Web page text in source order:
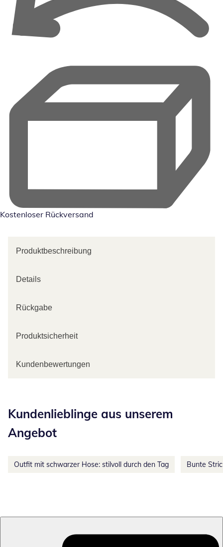
Kostenloser Rückversand
Produktbeschreibung
Details
Rückgabe
Produktsicherheit
Kundenbewertungen
Kundenlieblinge aus unserem
Angebot
Outfit mit schwarzer Hose: stilvoll durch den Tag Bunte